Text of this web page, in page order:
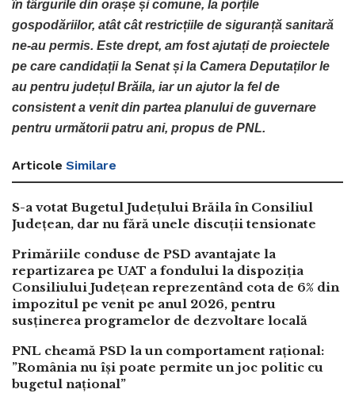
în târgurile din orașe și comune, la porțile
gospodăriilor, atât cât restricțiile de siguranță sanitară
ne-au permis. Este drept, am fost ajutați de proiectele
pe care candidații la Senat și la Camera Deputaților le
au pentru județul Brăila, iar un ajutor la fel de
consistent a venit din partea planului de guvernare
pentru următorii patru ani, propus de PNL.
Articole Similare
S-a votat Bugetul Județului Brăila în Consiliul
Județean, dar nu fără unele discuții tensionate
Primăriile conduse de PSD avantajate la
repartizarea pe UAT a fondului la dispoziția
Consiliului Județean reprezentând cota de 6% din
impozitul pe venit pe anul 2026, pentru
susținerea programelor de dezvoltare locală
PNL cheamă PSD la un comportament rațional:
”România nu își poate permite un joc politic cu
bugetul național”